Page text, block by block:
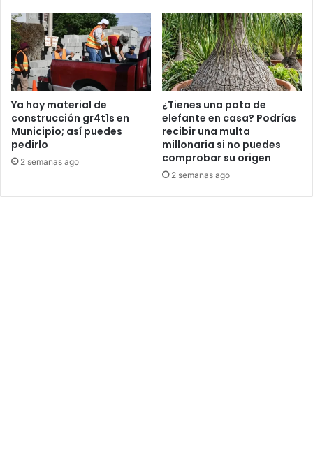
Ya hay material de
construcción gr4t1s en
Municipio; así puedes
pedirlo
2 semanas ago
¿Tienes una pata de
elefante en casa? Podrías
recibir una multa
millonaria si no puedes
comprobar su origen
2 semanas ago